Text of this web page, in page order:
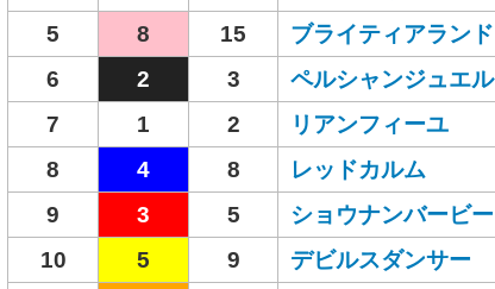
5
8 15 ブライティアランド
6
2 3 ペルシャンジュエル
7
1 2 リアンフィーユ
8
4 8 レッドカルム
9
3 5 ショウナンバービー
10
5 9 デビルスダンサー